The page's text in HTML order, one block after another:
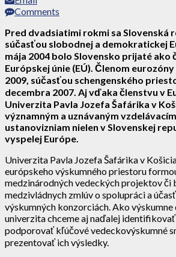
Comments
Pred dvadsiatimi rokmi sa Slovenská
súčasťou slobodnej a demokratickej
mája 2004 bolo Slovensko prijaté ako
Európskej únie (EÚ). Členom
2009, súčasťou schengenského
decembra 2007. Aj vďaka členstvu v
Univerzita Pavla Jozefa Šafárika v
významným a uznávaným
ustanovizniam nielen v Slovenskej
vyspelej Európe.
Univerzita Pavla Jozefa Šafárika v
európskeho výskumného priestoru
medzinárodných vedeckých projektov či
medzivládnych zmlúv o spolupráci a
výskumných konzorciách. Ako
univerzita chceme aj naďalej
podporovať kľúčové vedeckovýskumné
prezentovať ich výsledky.